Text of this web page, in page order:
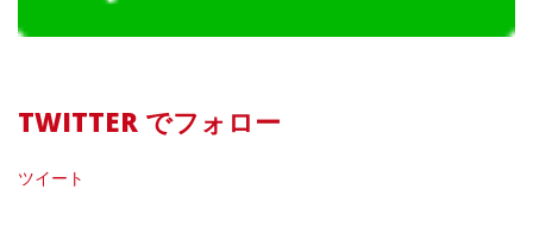
TWITTER でフォロー
ツイート